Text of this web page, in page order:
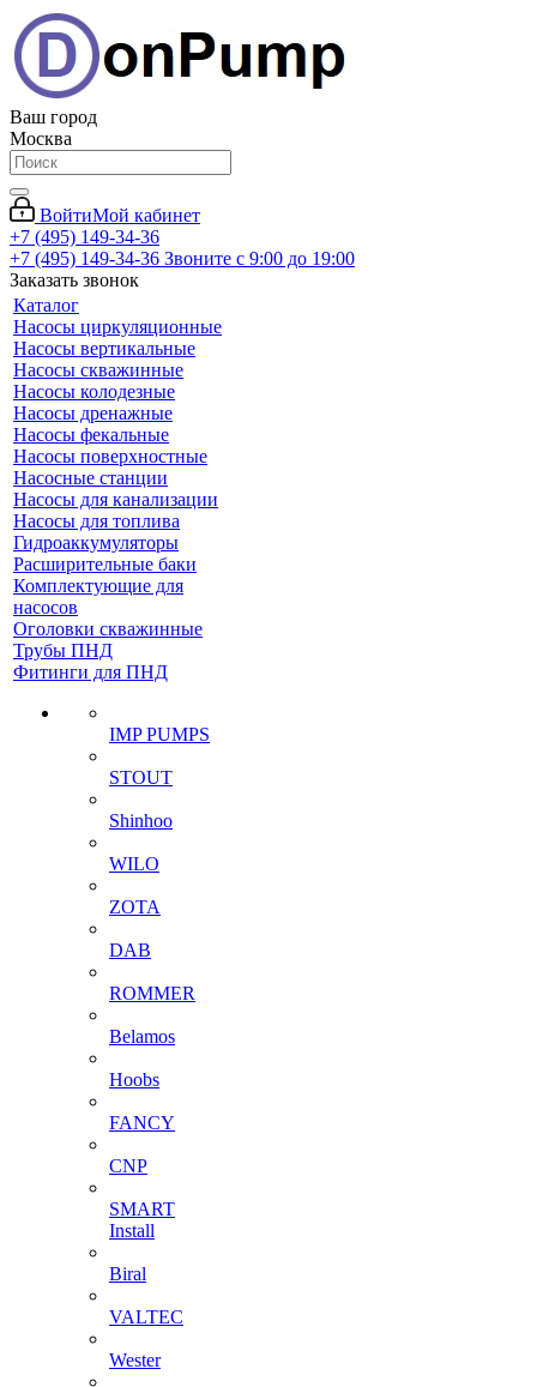
Ваш город
Москва
ВойтиМой кабинет
+7 (495) 149-34-36
+7 (495) 149-34-36 Звоните с 9:00 до 19:00
Заказать звонок
Каталог
Насосы циркуляционные
Насосы вертикальные
Насосы скважинные
Насосы колодезные
Насосы дренажные
Насосы фекальные
Насосы поверхностные
Насосные станции
Насосы для канализации
Насосы для топлива
Гидроаккумуляторы
Расширительные баки
Комплектующие для
насосов
Оголовки скважинные
Трубы ПНД
Фитинги для ПНД
IMP PUMPS
STOUT
Shinhoo
WILO
ZOTA
DAB
ROMMER
Belamos
Hoobs
FANCY
CNP
SMART
Install
Biral
VALTEC
Wester